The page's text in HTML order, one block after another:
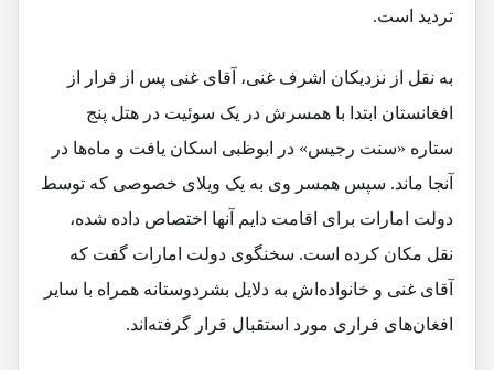
تردید است.
به نقل از نزدیکان اشرف غنی، آقای غنی پس از فرار از
افغانستان ابتدا با همسرش در یک سوئیت در هتل پنج
ستاره «سنت رجیس» در ابوظبی اسکان یافت و ماه‌ها در
آنجا ماند. سپس همسر وی به یک ویلای خصوصی که توسط
دولت امارات برای اقامت دایم آنها اختصاص داده شده،
نقل مکان کرده است. سخنگوی دولت امارات گفت که
آقای غنی و خانواده‌اش به دلایل بشردوستانه همراه با سایر
افغان‌های فراری مورد استقبال قرار گرفته‌اند.